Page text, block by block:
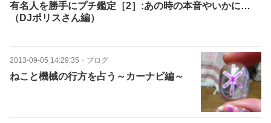
有名人を勝手にプチ鑑定［2］:あの時の本音やいかに…
（DJポリスさん編）
2013-09-05 14:29:35 ・ ブログ
ねこと機械の行方を占う～カーナビ編～